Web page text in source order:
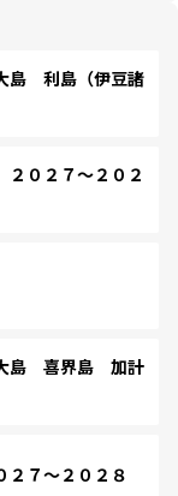
利島（伊豆諸
０２７～２０２
島 喜界島 加計
７～２０２８